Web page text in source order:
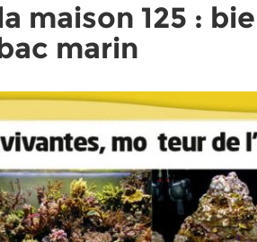
maison 125 :
marin